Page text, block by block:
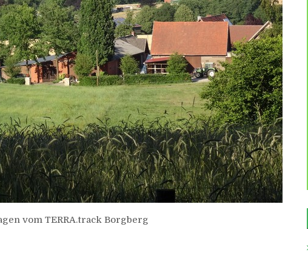
vom TERRA.track Borgberg